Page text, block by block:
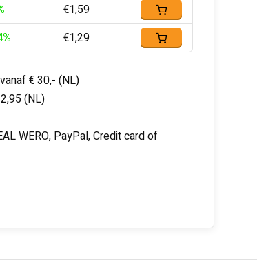
€1,59
€1,29
€ 30,- (NL)
(NL)
WERO, PayPal, Credit card of